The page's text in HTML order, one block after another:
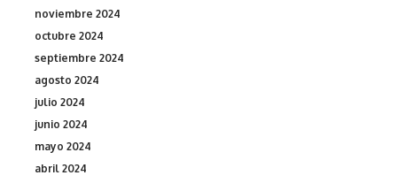
noviembre 2024
octubre 2024
septiembre 2024
agosto 2024
julio 2024
junio 2024
mayo 2024
abril 2024